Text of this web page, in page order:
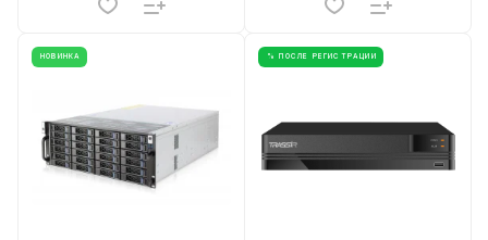
НОВИНКА % ПОСЛЕ РЕГИСТРАЦИИ